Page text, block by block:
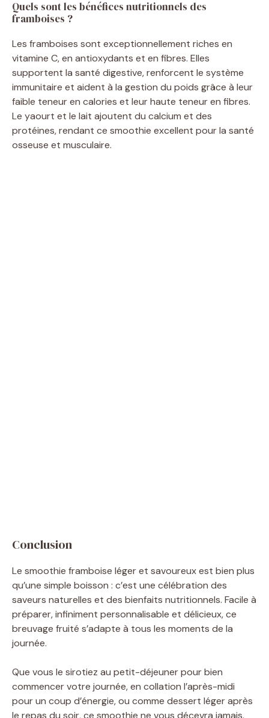
Quels sont les bénéfices nutritionnels des
framboises ?
Les framboises sont exceptionnellement riches en
vitamine C, en antioxydants et en fibres. Elles
supportent la santé digestive, renforcent le système
immunitaire et aident à la gestion du poids grâce à leur
faible teneur en calories et leur haute teneur en fibres.
Le yaourt et le lait ajoutent du calcium et des
protéines, rendant ce smoothie excellent pour la santé
osseuse et musculaire.
Conclusion
Le smoothie framboise léger et savoureux est bien plus
qu’une simple boisson : c’est une célébration des
saveurs naturelles et des bienfaits nutritionnels. Facile à
préparer, infiniment personnalisable et délicieux, ce
breuvage fruité s’adapte à tous les moments de la
journée.
Que vous le sirotiez au petit-déjeuner pour bien
commencer votre journée, en collation l’après-midi
pour un coup d’énergie, ou comme dessert léger après
le repas du soir, ce smoothie ne vous décevra jamais.